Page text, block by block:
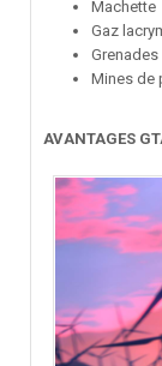
Machette
Gaz
Grenades
Mines de
AVANTAGES